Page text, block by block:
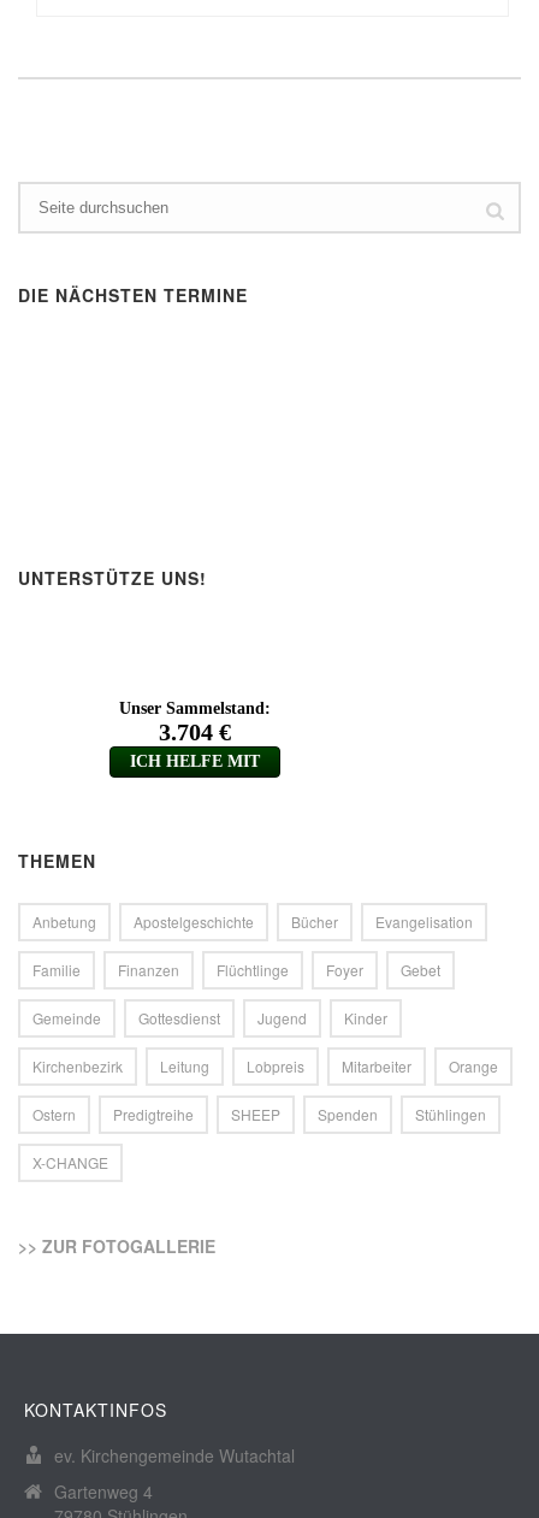
DIE NÄCHSTEN TERMINE
UNTERSTÜTZE UNS!
THEMEN
Anbetung Apostelgeschichte Bücher Evangelisation
Familie Finanzen Flüchtlinge Foyer Gebet
Gemeinde Gottesdienst Jugend Kinder
Kirchenbezirk Leitung Lobpreis Mitarbeiter Orange
Ostern Predigtreihe SHEEP Spenden Stühlingen
X-CHANGE
>> ZUR FOTOGALLERIE
KONTAKTINFOS
ev. Kirchengemeinde Wutachtal
Gartenweg 4